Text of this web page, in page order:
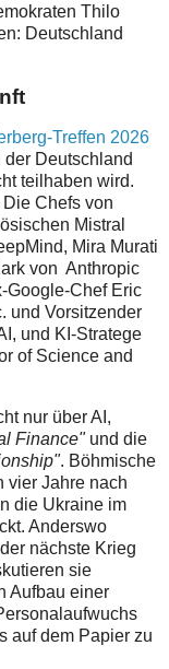
Thilo
Deutschland
Treffen 2026
Deutschland
teilhaben wird.
Chefs von
Mistral
Mira Murati
von Anthropic
Google-Chef Eric
und Vorsitzender
und KI-Stratege
of Science and
nur über AI,
Finance"und die
. Böhmische
vier Jahre nach
die Ukraine im
Anderswo
nächste Krieg
sie
Aufbau einer
auf dem Papier zu